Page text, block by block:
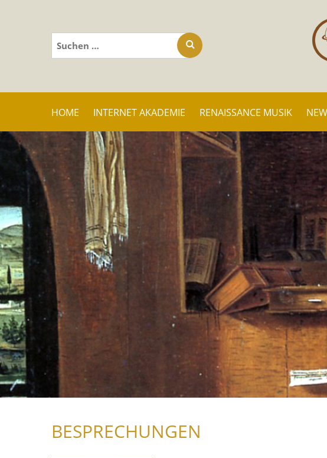
Suchen
nach:
HOME INTERNET AKADEMIE RENAISSANCE MUSIK
BESPRECHUNGEN